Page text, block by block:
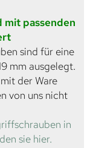
mit passenden
sind für eine
mm ausgelegt.
der Ware
von uns nicht
in
sie hier.